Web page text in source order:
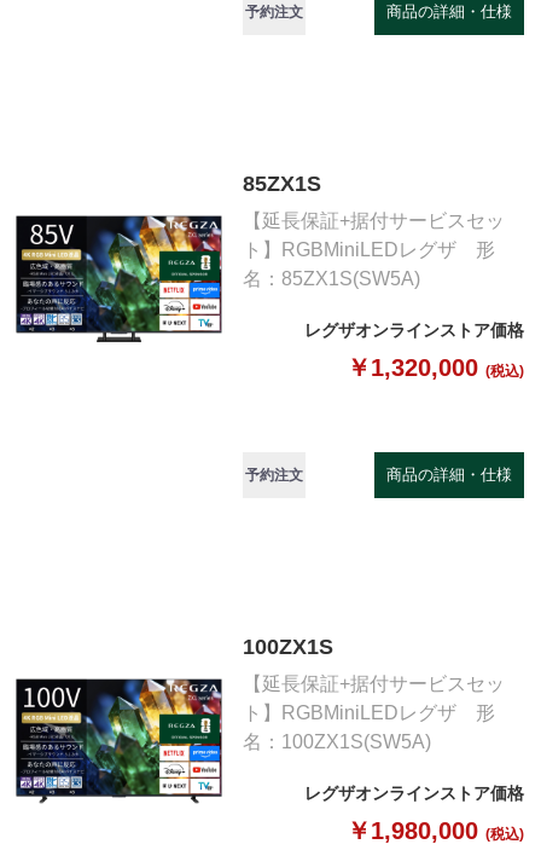
予約注文 商品の詳細・仕様
85ZX1S
【延長保証+据付サービスセッ
ト】RGBMiniLEDレグザ 形
名：85ZX1S(SW5A)
レグザオンラインストア価格
￥1,320,000 (税込)
予約注文 商品の詳細・仕様
100ZX1S
【延長保証+据付サービスセッ
ト】RGBMiniLEDレグザ 形
名：100ZX1S(SW5A)
レグザオンラインストア価格
￥1,980,000 (税込)